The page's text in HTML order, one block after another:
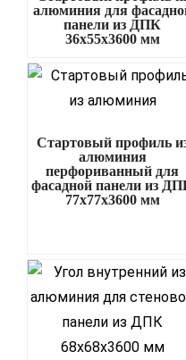
алюминия для
панели из ДПК
36х55х3600 мм
Стартовый профиль
алюминия
перфориванный для
фасадной панели из
77х77х3600 мм